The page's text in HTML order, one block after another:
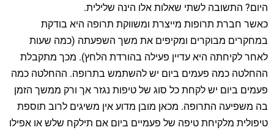
היום? התשובה לשתי שאלות אלו הינה שלילית.
כאשר חברת תרופות מייצרת ומשווקת תרופה היא בודקת
במחקרים מבוקרים ומקיפים את משך השפעתה (כמה שעות
לאחר לקיחתה היא עדיין פעילה בהורדת הלחץ). מכך מתקבלת
ההחלטה כמה פעמים ביום יש להשתמש בתרופה. ההחלטה כמה
פעמים ביום יש לקחת כל סוג של טיפות נגזר אך ורק ממשך הזמן
בה משפיעה התרופה. מכאן מובן מדוע אין משיגים לרוב תוספת
טיפולית מלקיחת טיפה של פעמיים ביום אם תילקח שלש או אפילו